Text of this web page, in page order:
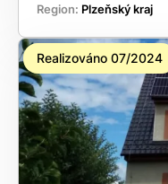
Region: Plzeňský kraj
Realizováno 07/2024